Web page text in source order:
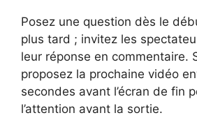
Posez une question dès le
plus tard ; invitez les
leur réponse en commentaire.
proposez la prochaine vidéo
secondes avant l’écran de fin
l’attention avant la sortie.